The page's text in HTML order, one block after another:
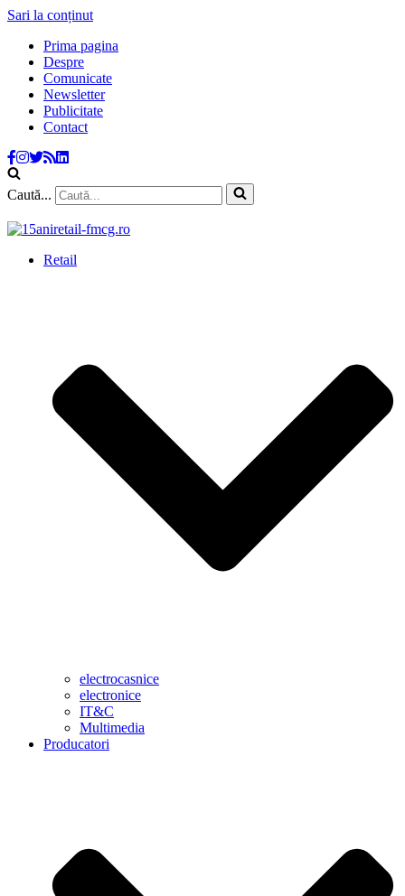
Sari la conținut
Prima pagina
Despre
Comunicate
Newsletter
Publicitate
Contact
Caută...
Retail
electrocasnice
electronice
IT&C
Multimedia
Producatori